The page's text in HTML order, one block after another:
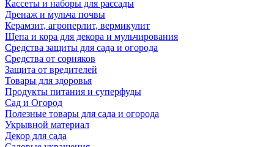
Кассеты и наборы для рассады
Дренаж и мульча почвы
Керамзит, агроперлит, вермикулит
Щепа и кора для декора и мульчирования
Средства защиты для сада и огорода
Средства от сорняков
Защита от вредителей
Товары для здоровья
Продукты питания и суперфуды
Сад и Огород
Полезные товары для сада и огорода
Укрывной материал
Декор для сада